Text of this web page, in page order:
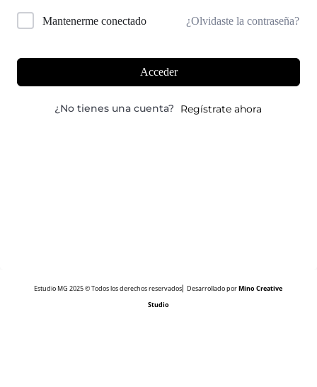
Mantenerme conectado ¿Olvidaste la contraseña?
Acceder
¿No tienes una cuenta? Regístrate ahora
Estudio MG 2025 © Todos los derechos reservados⎜ Desarrollado porMino Creative
Studio